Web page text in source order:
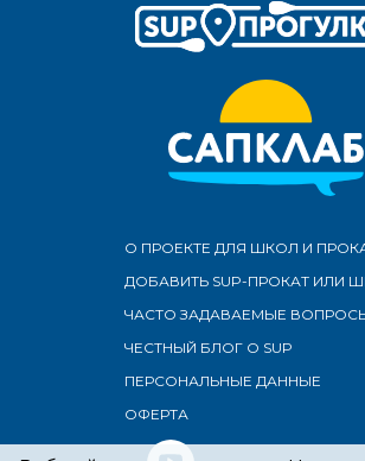
О ПРОЕКТЕ ДЛЯ ШКОЛ И
ДОБАВИТЬ SUP-ПРОКАТ ИЛИ
ЧАСТО ЗАДАВАЕМЫЕ
ЧЕСТНЫЙ БЛОГ О SUP
ПЕРСОНАЛЬНЫЕ ДАННЫЕ
ОФЕРТА